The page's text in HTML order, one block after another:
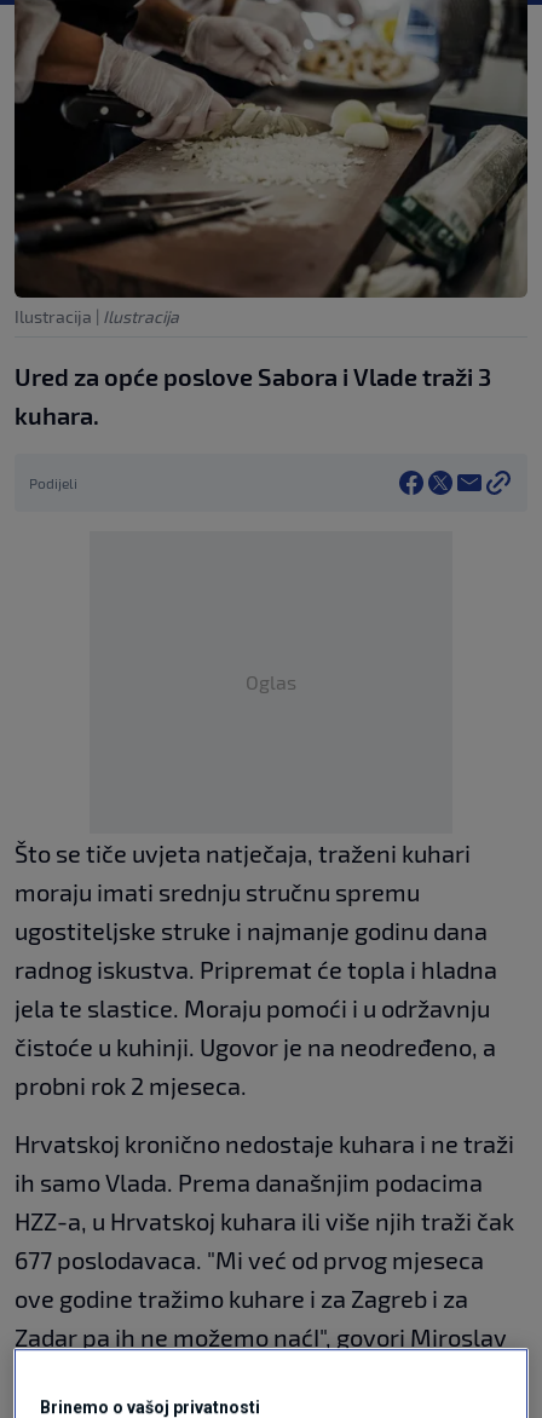
Ilustracija | Ilustracija
Ured za opće poslove Sabora i Vlade traži 3
kuhara.
Podijeli
Oglas
Što se tiče uvjeta natječaja, traženi kuhari
moraju imati srednju stručnu spremu
ugostiteljske struke i najmanje godinu dana
radnog iskustva. Pripremat će topla i hladna
jela te slastice. Moraju pomoći i u održavnju
čistoće u kuhinji. Ugovor je na neodređeno, a
probni rok 2 mjeseca.
Hrvatskoj kronično nedostaje kuhara i ne traži
ih samo Vlada. Prema današnjim podacima
HZZ-a, u Hrvatskoj kuhara ili više njih traži čak
677 poslodavaca. "Mi već od prvog mjeseca
ove godine tražimo kuhare i za Zagreb i za
Zadar pa ih ne možemo naćI", govori Miroslav
Brinemo o vašoj privatnosti